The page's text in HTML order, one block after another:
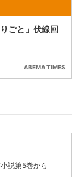
ごと」伏線回
ABEMA TIMES
説第5巻から